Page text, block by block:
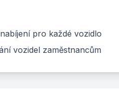
pro každé vozidlo
vozidel zaměstnancům